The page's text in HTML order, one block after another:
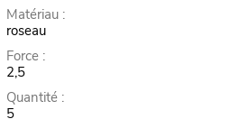
Matériau :
roseau
Force :
2,5
Quantité :
5